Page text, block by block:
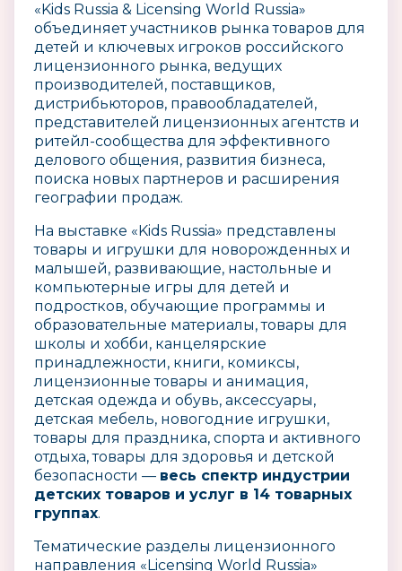
«Kids Russia & Licensing World Russia»
объединяет участников рынка товаров для
детей и ключевых игроков российского
лицензионного рынка, ведущих
производителей, поставщиков,
дистрибьюторов, правообладателей,
представителей лицензионных агентств и
ритейл-сообщества для эффективного
делового общения, развития бизнеса,
поиска новых партнеров и расширения
географии продаж.
На выставке «Kids Russia» представлены
товары и игрушки для новорожденных и
малышей, развивающие, настольные и
компьютерные игры для детей и
подростков, обучающие программы и
образовательные материалы, товары для
школы и хобби, канцелярские
принадлежности, книги, комиксы,
лицензионные товары и анимация,
детская одежда и обувь, аксессуары,
детская мебель, новогодние игрушки,
товары для праздника, спорта и активного
отдыха, товары для здоровья и детской
безопасности — весь спектр индустрии
детских товаров и услуг в 14 товарных
группах.
Тематические разделы лицензионного
направления «Licensing World Russia»